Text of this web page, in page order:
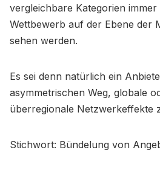
vergleichbare Kategorien
Wettbewerb auf der Ebene der
sehen werden.
Es sei denn natürlich ein
asymmetrischen Weg, globale
überregionale Netzwerkeffekte
Stichwort: Bündelung von